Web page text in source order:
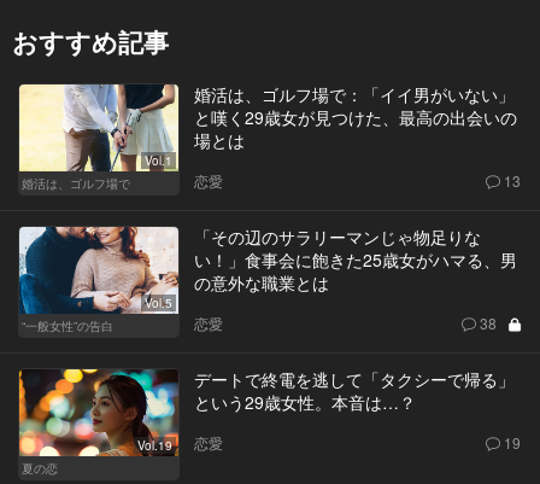
おすすめ記事
Vol.1
婚活は、ゴルフ場で
婚活は、ゴルフ場で：「イイ男がいない」
と嘆く29歳女が見つけた、最高の出会いの
場とは
恋愛 13
Vol.5
“一般女性”の告白
「その辺のサラリーマンじゃ物足りな
い！」食事会に飽きた25歳女がハマる、男
の意外な職業とは
恋愛 38
Vol.19
夏の恋
デートで終電を逃して「タクシーで帰る」
という29歳女性。本音は…？
恋愛 19